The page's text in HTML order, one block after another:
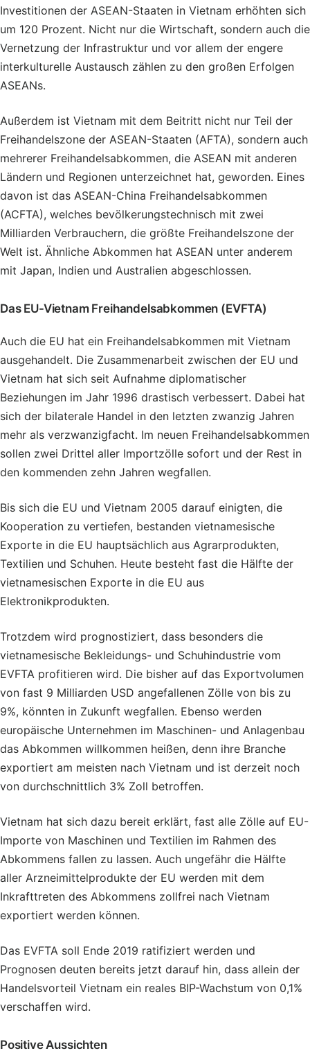
Investitionen der ASEAN-Staaten in Vietnam erhöhten sich
um 120 Prozent. Nicht nur die Wirtschaft, sondern auch die
Vernetzung der Infrastruktur und vor allem der engere
interkulturelle Austausch zählen zu den großen Erfolgen
ASEANs.
Außerdem ist Vietnam mit dem Beitritt nicht nur Teil der
Freihandelszone der ASEAN-Staaten (AFTA), sondern auch
mehrerer Freihandelsabkommen, die ASEAN mit anderen
Ländern und Regionen unterzeichnet hat, geworden. Eines
davon ist das ASEAN-China Freihandelsabkommen
(ACFTA), welches bevölkerungstechnisch mit zwei
Milliarden Verbrauchern, die größte Freihandelszone der
Welt ist. Ähnliche Abkommen hat ASEAN unter anderem
mit Japan, Indien und Australien abgeschlossen.
Das EU-Vietnam Freihandelsabkommen (EVFTA)
Auch die EU hat ein Freihandelsabkommen mit Vietnam
ausgehandelt. Die Zusammenarbeit zwischen der EU und
Vietnam hat sich seit Aufnahme diplomatischer
Beziehungen im Jahr 1996 drastisch verbessert. Dabei hat
sich der bilaterale Handel in den letzten zwanzig Jahren
mehr als verzwanzigfacht. Im neuen Freihandelsabkommen
sollen zwei Drittel aller Importzölle sofort und der Rest in
den kommenden zehn Jahren wegfallen.
Bis sich die EU und Vietnam 2005 darauf einigten, die
Kooperation zu vertiefen, bestanden vietnamesische
Exporte in die EU hauptsächlich aus Agrarprodukten,
Textilien und Schuhen. Heute besteht fast die Hälfte der
vietnamesischen Exporte in die EU aus
Elektronikprodukten.
Trotzdem wird prognostiziert, dass besonders die
vietnamesische Bekleidungs- und Schuhindustrie vom
EVFTA profitieren wird. Die bisher auf das Exportvolumen
von fast 9 Milliarden USD angefallenen Zölle von bis zu
9%, könnten in Zukunft wegfallen. Ebenso werden
europäische Unternehmen im Maschinen- und Anlagenbau
das Abkommen willkommen heißen, denn ihre Branche
exportiert am meisten nach Vietnam und ist derzeit noch
von durchschnittlich 3% Zoll betroffen.
Vietnam hat sich dazu bereit erklärt, fast alle Zölle auf EU-
Importe von Maschinen und Textilien im Rahmen des
Abkommens fallen zu lassen. Auch ungefähr die Hälfte
aller Arzneimittelprodukte der EU werden mit dem
Inkrafttreten des Abkommens zollfrei nach Vietnam
exportiert werden können.
Das EVFTA soll Ende 2019 ratifiziert werden und
Prognosen deuten bereits jetzt darauf hin, dass allein der
Handelsvorteil Vietnam ein reales BIP-Wachstum von 0,1%
verschaffen wird.
Positive Aussichten